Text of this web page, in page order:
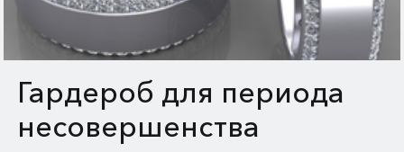
Гардероб для периода
несовершенства